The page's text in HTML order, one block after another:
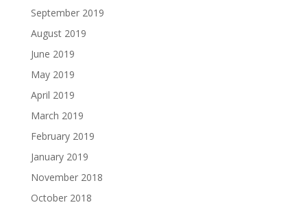
September 2019
August 2019
June 2019
May 2019
April 2019
March 2019
February 2019
January 2019
November 2018
October 2018